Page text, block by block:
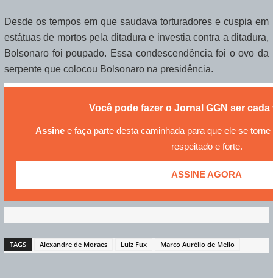
Desde os tempos em que saudava torturadores e cuspia em
estátuas de mortos pela ditadura e investia contra a ditadura,
Bolsonaro foi poupado. Essa condescendência foi o ovo da
serpente que colocou Bolsonaro na presidência.
Você pode fazer o Jornal GGN ser cada
Assine e faça parte desta caminhada para que ele se
respeitado e forte.
ASSINE AGORA
TAGS Alexandre de Moraes Luiz Fux Marco Aurélio de Mello